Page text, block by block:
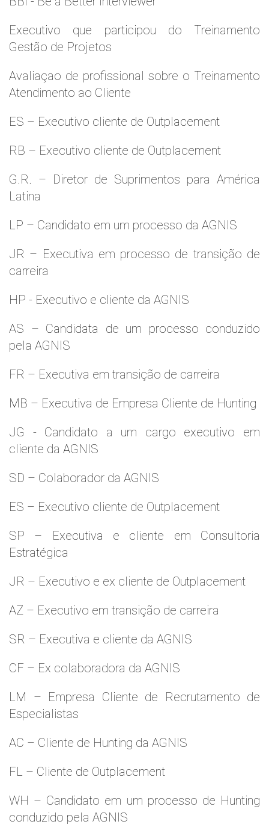
Executivo que participou do Treinamento
Gestão de Projetos
Avaliaçao de profissional sobre o Treinamento
Atendimento ao Cliente
ES – Executivo cliente de Outplacement
RB – Executivo cliente de Outplacement
G.R. – Diretor de Suprimentos para América
Latina
LP – Candidato em um processo da AGNIS
JR – Executiva em processo de transição de
carreira
HP - Executivo e cliente da AGNIS
AS – Candidata de um processo conduzido
pela AGNIS
FR – Executiva em transição de carreira
MB – Executiva de Empresa Cliente de Hunting
JG - Candidato a um cargo executivo em
cliente da AGNIS
SD – Colaborador da AGNIS
ES – Executivo cliente de Outplacement
SP – Executiva e cliente em Consultoria
Estratégica
JR – Executivo e ex cliente de Outplacement
AZ – Executivo em transição de carreira
SR – Executiva e cliente da AGNIS
CF – Ex colaboradora da AGNIS
LM – Empresa Cliente de Recrutamento de
Especialistas
AC – Cliente de Hunting da AGNIS
FL – Cliente de Outplacement
WH – Candidato em um processo de Hunting
conduzido pela AGNIS